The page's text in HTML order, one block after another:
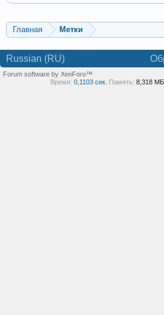
Главная Метки
Russian (RU)
Forum software by XenForo™
Время: 0,1103 сек. Память: 8,318 МБ